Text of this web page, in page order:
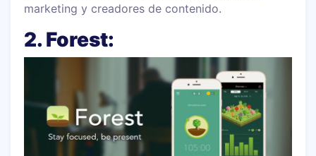
marketing y creadores de contenido.
2. Forest: